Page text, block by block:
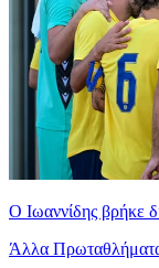
Ο Ιωαννίδης βρήκε
Άλλα